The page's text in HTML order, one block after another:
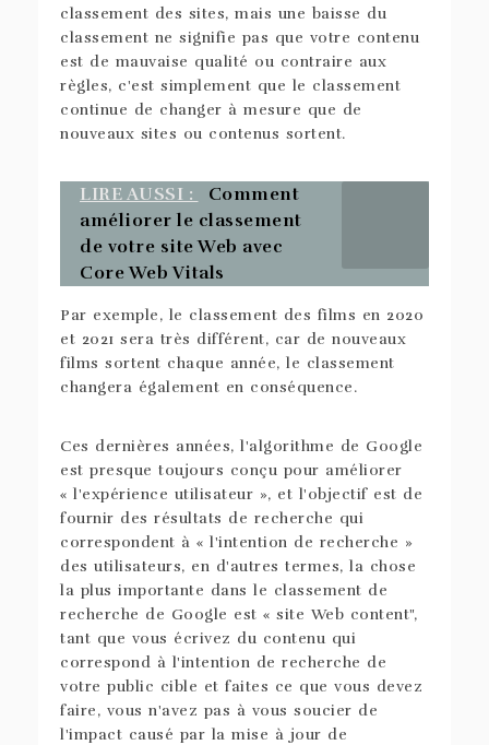
classement des sites, mais une baisse du
classement ne signifie pas que votre contenu
est de mauvaise qualité ou contraire aux
règles, c'est simplement que le classement
continue de changer à mesure que de
nouveaux sites ou contenus sortent.
LIRE AUSSI :
Comment
améliorer le classement
de votre site Web avec
Core Web Vitals
Par exemple, le classement des films en 2020
et 2021 sera très différent, car de nouveaux
films sortent chaque année, le classement
changera également en conséquence.
Ces dernières années, l'algorithme de Google
est presque toujours conçu pour améliorer
« l'expérience utilisateur », et l'objectif est de
fournir des résultats de recherche qui
correspondent à « l'intention de recherche »
des utilisateurs, en d'autres termes, la chose
la plus importante dans le classement de
recherche de Google est « site Web content",
tant que vous écrivez du contenu qui
correspond à l'intention de recherche de
votre public cible et faites ce que vous devez
faire, vous n'avez pas à vous soucier de
l'impact causé par la mise à jour de